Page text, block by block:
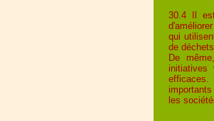
30.4 Il
qui
de
De
efficaces.
les